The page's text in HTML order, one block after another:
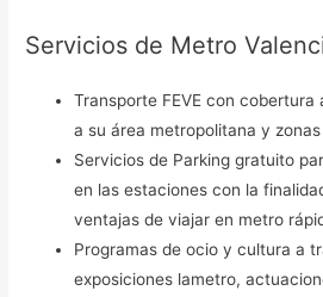
Servicios de Metro
Transporte FEVE con cobertura
a su área metropolitana y
Servicios de Parking gratuito
en las estaciones con la
ventajas de viajar en metro
Programas de ocio y cultura a
exposiciones lametro,